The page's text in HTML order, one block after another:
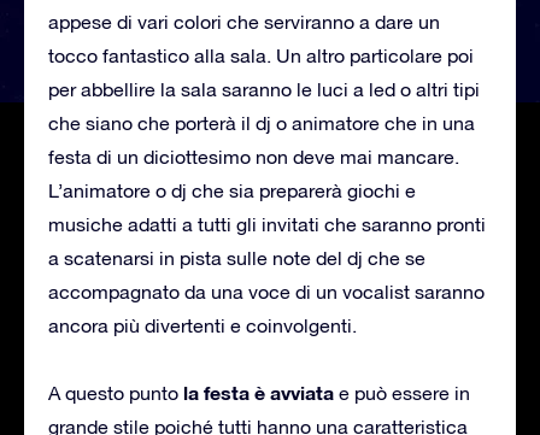
appese di vari colori che serviranno a dare un
tocco fantastico alla sala. Un altro particolare poi
per abbellire la sala saranno le luci a led o altri tipi
che siano che porterà il dj o animatore che in una
festa di un diciottesimo non deve mai mancare.
L’animatore o dj che sia preparerà giochi e
musiche adatti a tutti gli invitati che saranno pronti
a scatenarsi in pista sulle note del dj che se
accompagnato da una voce di un vocalist saranno
ancora più divertenti e coinvolgenti.
A questo punto la festa è avviata e può essere in
grande stile poiché tutti hanno una caratteristica